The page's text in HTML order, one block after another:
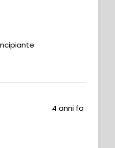
4 anni fa